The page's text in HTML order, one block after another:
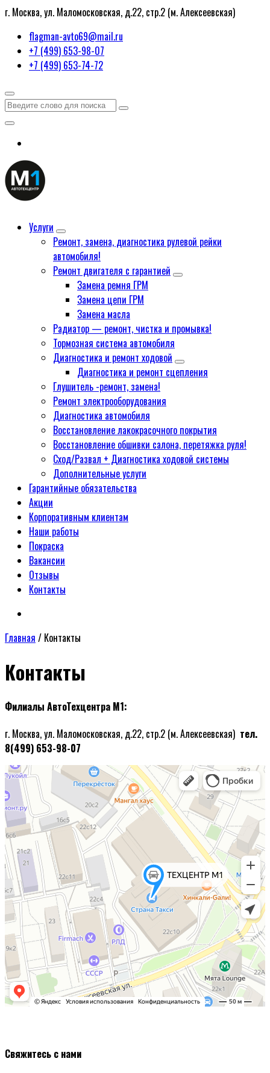
г. Москва, ул. Маломосковская, д.22, стр.2 (м. Алексеевская)
flagman-avto69@mail.ru
+7 (499) 653-98-07
+7 (499) 653-74-72
Услуги
Ремонт, замена, диагностика рулевой рейки
автомобиля!
Ремонт двигателя с гарантией
Замена ремня ГРМ
Замена цепи ГРМ
Замена масла
Радиатор — ремонт, чистка и промывка!
Тормозная система автомобиля
Диагностика и ремонт ходовой
Диагностика и ремонт сцепления
Глушитель -ремонт, замена!
Ремонт электрооборудования
Диагностика автомобиля
Восстановление лакокрасочного покрытия
Восстановление обшивки салона, перетяжка руля!
Сход/Развал + Диагностика ходовой системы
Дополнительные услуги
Гарантийные обязательства
Акции
Корпоративным клиентам
Наши работы
Покраска
Вакансии
Отзывы
Контакты
Главная / Контакты
Контакты
Филиалы АвтоТехцентра М1:
г. Москва, ул. Маломосковская, д.22, стр.2 (м. Алексеевская) тел.
8(499) 653-98-07
Свяжитесь с нами